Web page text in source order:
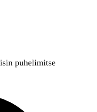
puhelimitse